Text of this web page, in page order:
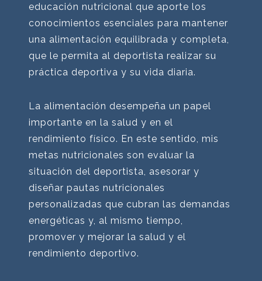
educación nutricional que aporte los
conocimientos esenciales para mantener
una alimentación equilibrada y completa,
que le permita al deportista realizar su
práctica deportiva y su vida diaria.
La alimentación desempeña un papel
importante en la salud y en el
rendimiento físico. En este sentido, mis
metas nutricionales son evaluar la
situación del deportista, asesorar y
diseñar pautas nutricionales
personalizadas que cubran las demandas
energéticas y, al mismo tiempo,
promover y mejorar la salud y el
rendimiento deportivo.